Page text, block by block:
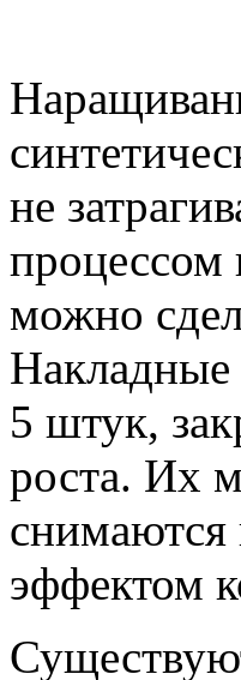
не
процессом
можно
5 штук,
роста. Их
снимаются
эффектом